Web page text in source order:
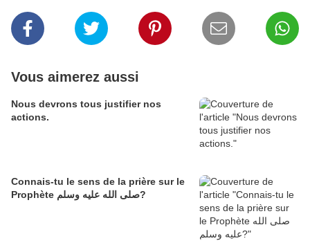
Vous aimerez aussi
Nous devrons tous justifier nos
actions.
Connais-tu le sens de la prière sur le
Prophète صلى الله عليه وسلم?